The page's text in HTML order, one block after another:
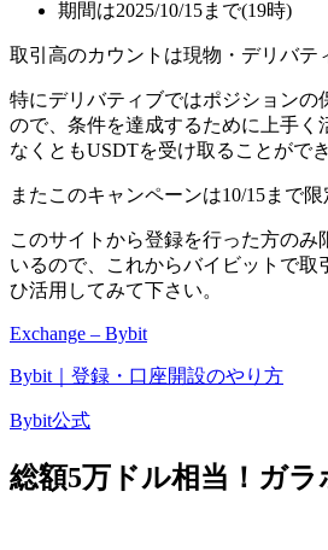
期間は2025/10/15まで(19時)
取引高のカウントは現物・デリバテ
特にデリバティブではポジションの
ので、条件を達成するために上手く
なくともUSDTを受け取ることができ
またこのキャンペーンは10/15まで限
このサイトから登録を行った方のみ
いるので、これからバイビットで取
ひ活用してみて下さい。
Exchange – Bybit
Bybit｜登録・口座開設のやり方
Bybit公式
総額5万ドル相当！ガラ